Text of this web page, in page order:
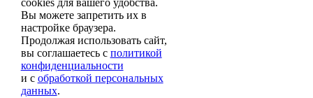
cookies для вашего удобства.
Вы можете запретить их в
настройке браузера.
Продолжая использовать сайт,
вы соглашаетесь с политикой
конфиденциальности
и с обработкой персональных
данных.